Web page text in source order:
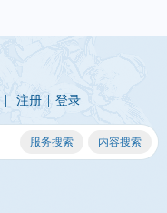
| 注册 | 登录